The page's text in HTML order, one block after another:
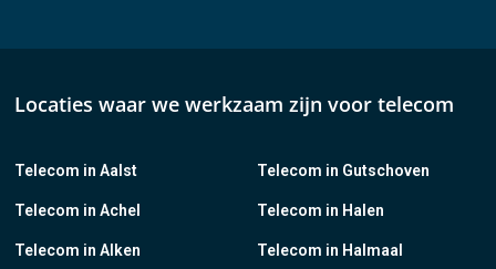
Locaties waar we werkzaam zijn voor telecom
Telecom in Aalst
Telecom in Achel
Telecom in Alken
Telecom in Gutschoven
Telecom in Halen
Telecom in Halmaal